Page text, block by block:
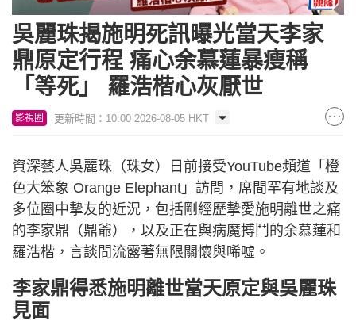
吳麗珠揭施明死訊曝光當天李家
鼎原定行程 痛心余慕蓮暴瘦稱
「等死」 羅浩楷心灰厭世
影視圈 更新時間：10:00 2026-08-05 HKT
資深藝人吳麗珠（珠女）日前接受YouTube頻道「橙
色大笨象 Orange Elephant」訪問，席間罕有地談及
多位圈中摯友的近況，包括剛經歷摯愛施明離世之痛
的李家鼎（鼎爺），以及正在與病魔搏鬥的余慕蓮和
羅浩楷，言談間流露著無限關懷與唏噓。
李家鼎得悉施明離世當天原定與吳麗珠
見面